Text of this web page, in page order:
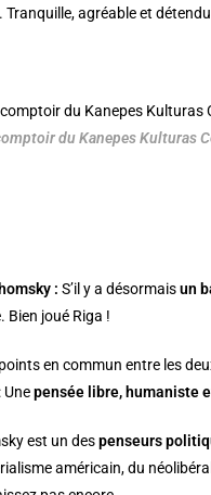
Tranquille, agréable et
du Kanepes Kulturas
: S’il y a désormaisun
Bien joué Riga !
en commun entre les
Unepensée libre, humaniste
est un despenseurs
américain, du